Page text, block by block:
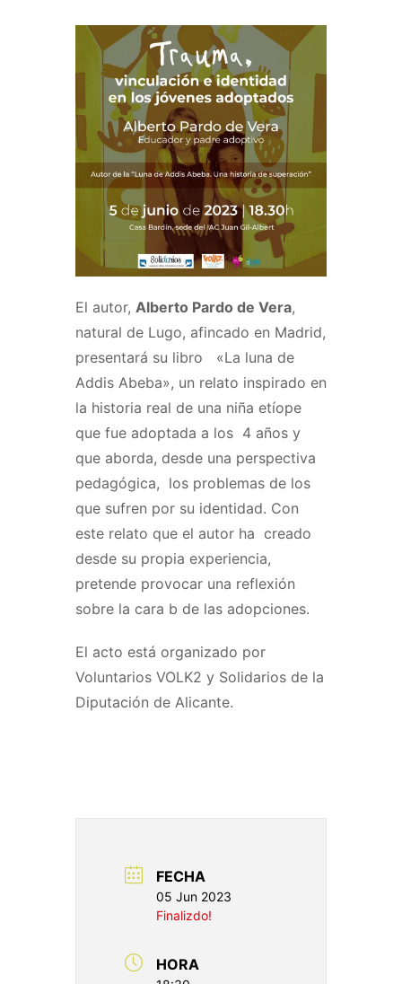
El autor, Alberto Pardo de Vera,
natural de Lugo, afincado en Madrid,
presentará su libro «La luna de
Addis Abeba», un relato inspirado en
la historia real de una niña etíope
que fue adoptada a los 4 años y
que aborda, desde una perspectiva
pedagógica, los problemas de los
que sufren por su identidad. Con
este relato que el autor ha creado
desde su propia experiencia,
pretende provocar una reflexión
sobre la cara b de las adopciones.
El acto está organizado por
Voluntarios VOLK2 y Solidarios de la
Diputación de Alicante.
FECHA
05 Jun 2023
Finalizdo!
HORA